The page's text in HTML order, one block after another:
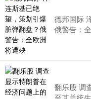
德邦国际
俄警告：
翻乐股 调